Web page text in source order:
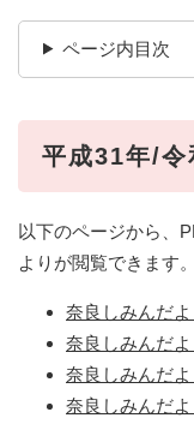
ページ内目次
平成31年/令
以下のページから、
よりが閲覧できます。
奈良しみんだ
奈良しみんだ
奈良しみんだ
奈良しみんだ